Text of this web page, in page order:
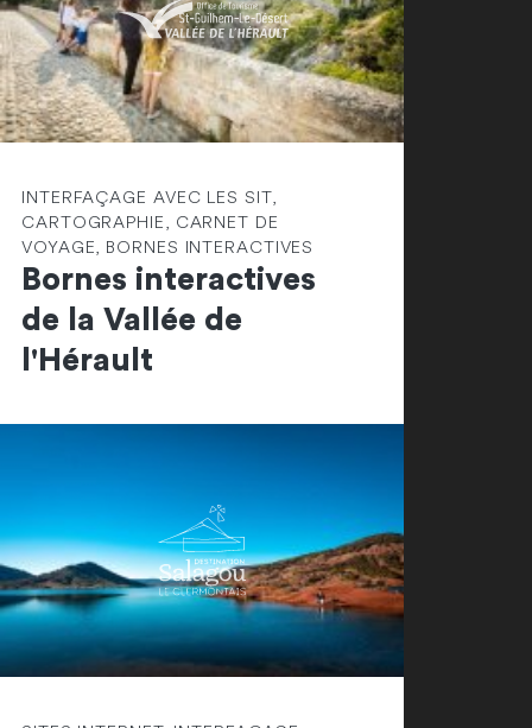
INTERFAÇAGE AVEC LES SIT,
CARTOGRAPHIE, CARNET DE
VOYAGE, BORNES INTERACTIVES
Bornes interactives
de la Vallée de
l'Hérault